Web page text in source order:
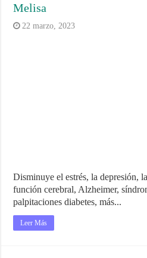
Melisa
22 marzo, 2023
Disminuye el estrés, la depresión,
función cerebral, Alzheimer,
palpitaciones diabetes, más...
Leer Más